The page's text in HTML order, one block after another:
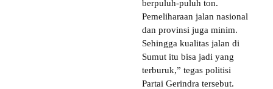
berpuluh-puluh ton.
Pemeliharaan jalan nasional
dan provinsi juga minim.
Sehingga kualitas jalan di
Sumut itu bisa jadi yang
terburuk,” tegas politisi
Partai Gerindra tersebut.